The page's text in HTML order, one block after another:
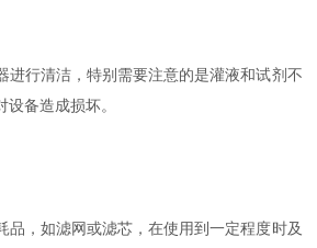
行清洁，特别需要注意的是灌液和试剂不
备造成损坏。
，如滤网或滤芯，在使用到一定程度时及